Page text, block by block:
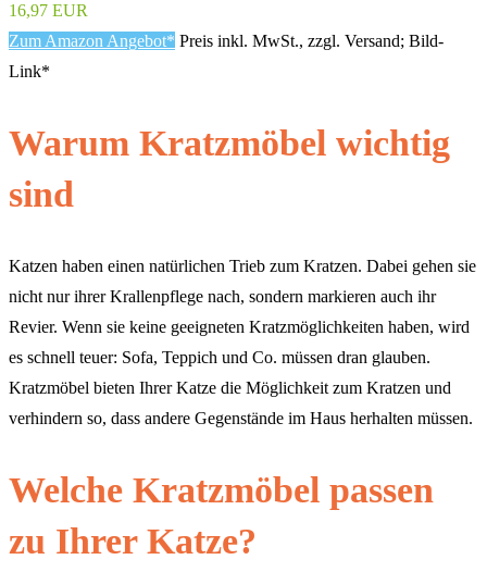
16,97 EUR
Zum Amazon Angebot* Preis inkl. MwSt., zzgl. Versand; Bild-
Link*
Warum Kratzmöbel wichtig
sind
Katzen haben einen natürlichen Trieb zum Kratzen. Dabei gehen sie
nicht nur ihrer Krallenpflege nach, sondern markieren auch ihr
Revier. Wenn sie keine geeigneten Kratzmöglichkeiten haben, wird
es schnell teuer: Sofa, Teppich und Co. müssen dran glauben.
Kratzmöbel bieten Ihrer Katze die Möglichkeit zum Kratzen und
verhindern so, dass andere Gegenstände im Haus herhalten müssen.
Welche Kratzmöbel passen
zu Ihrer Katze?